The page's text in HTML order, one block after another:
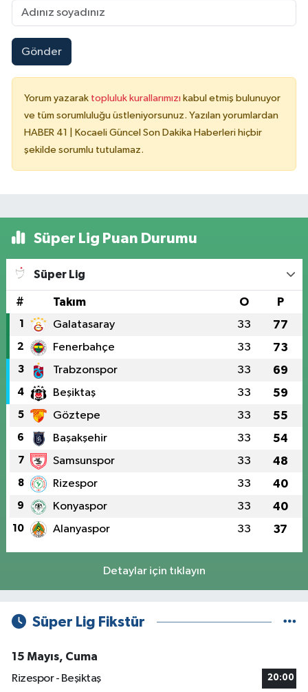
Gönder
Yorum yazarak topluluk kurallarımızı kabul etmiş bulunuyor
ve tüm sorumluluğu üstleniyorsunuz. Yazılan yorumlardan
HABER 41 | Kocaeli Güncel Son Dakika Haberleri hiçbir
şekilde sorumlu tutulamaz.
Süper Lig Puan Durumu
Süper Lig
# Takım O P
1 Galatasaray 33 77
2 Fenerbahçe 33 73
3 Trabzonspor 33 69
4 Beşiktaş 33 59
5 Göztepe 33 55
6 Başakşehir 33 54
7 Samsunspor 33 48
8 Rizespor 33 40
9 Konyaspor 33 40
10 Alanyaspor 33 37
Detaylar için tıklayın
Süper Lig Fikstür
15 Mayıs, Cuma
Rizespor - Beşiktaş
20:00